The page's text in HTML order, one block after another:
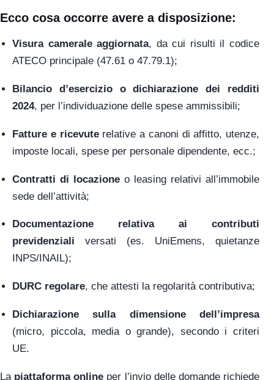
Ecco cosa occorre avere a disposizione:
Visura camerale aggiornata, da cui risulti il codice
ATECO principale (47.61 o 47.79.1);
Bilancio d’esercizio o dichiarazione dei redditi
2024, per l’individuazione delle spese ammissibili;
Fatture e ricevuterelative a canoni di affitto, utenze,
imposte locali, spese per personale dipendente, ecc.;
Contratti di locazione o leasing relativi all’immobile
sede dell’attività;
Documentazione relativa ai contributi
previdenziali versati (es. UniEmens, quietanze
INPS/INAIL);
DURC regolare, che attesti la regolarità contributiva;
Dichiarazione sulla dimensione dell’impresa
(micro, piccola, media o grande), secondo i criteri
UE.
La piattaforma online per l’invio delle domande richiede